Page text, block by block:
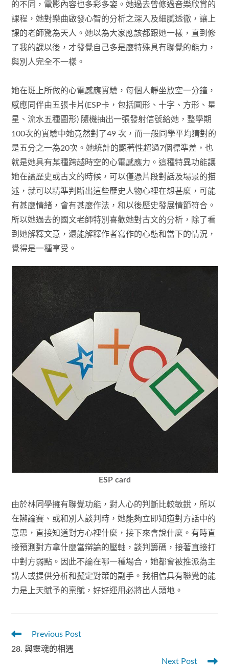
的不同，電影內容也多彩多姿。她過去曾修過音樂欣賞的
課程，她對樂曲啟發心智的分析之深入及細膩透徹，讓上
課的老師驚為天人。她以為大家應該都跟她一樣，直到修
了我的課以後，才發覺自己多是麼特殊具有聯覺的能力，
與別人完全不一樣。
她在班上所做的心電感應實驗，每個人靜坐放空一分鐘，
感應同伴由五張卡片(ESP卡，包括圓形、十字、方形、星
星、流水五種圖形) 隨機抽出一張發射信號給她，整學期
100次的實驗中她竟然對了49 次，而一般同學平均猜對的
是五分之一為20次。她統計的顯著性超過7個標準差，也
就是她具有某種跨越時空的心電感應力。這種特異功能讓
她在讀歷史或古文的時候，可以僅憑片段對話及場景的描
述，就可以精準判斷出這些歷史人物心裡在想甚麼，可能
有甚麼情緒，會有甚麼作法，和以後歷史發展情節符合。
所以她過去的國文老師特別喜歡她對古文的分析，除了看
到她解釋文意，還能解釋作者寫作的心態和當下的情況，
覺得是一種享受。
ESP card
由於林同學擁有聯覺功能，對人心的判斷比較敏銳，所以
在辯論賽、或和別人談判時，她能夠立即知道對方話中的
意思，直接知道對方心裡什麼，接下來會說什麼。有時直
接預測對方拿什麼當辯論的壓軸，談判籌碼，接著直接打
中對方弱點。因此不論在哪一種場合，她都會被推派為主
講人或提供分析和擬定對策的副手。我相信具有聯覺的能
力是上天賦予的稟賦，好好運用必將出人頭地。
Read
more
articles
Previous Post
28. 與靈魂的相遇
Next Post